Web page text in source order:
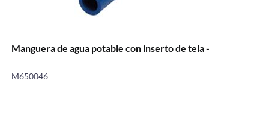
Manguera de agua potable con inserto de tela -
M650046